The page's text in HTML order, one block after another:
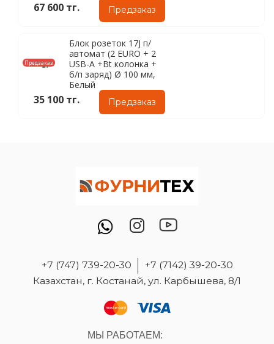
67 600 тг. Предзаказ
Предзаказ
Блок розеток 17J п/
автомат (2 EURO + 2
USB-A +Bt колонка +
б/п заряд) Ø 100 мм,
Белый
35 100 тг. Предзаказ
+7 (747) 739-20-30
+7 (7142) 39-20-30
Казахстан, г. Костанай, ул. Карбышева, 8/1
МЫ РАБОТАЕМ: